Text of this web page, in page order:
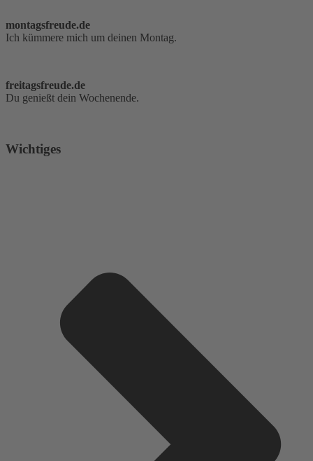
montagsfreude.de
Ich kümmere mich um deinen Montag.
freitagsfreude.de
Du genießt dein Wochenende.
Wichtiges